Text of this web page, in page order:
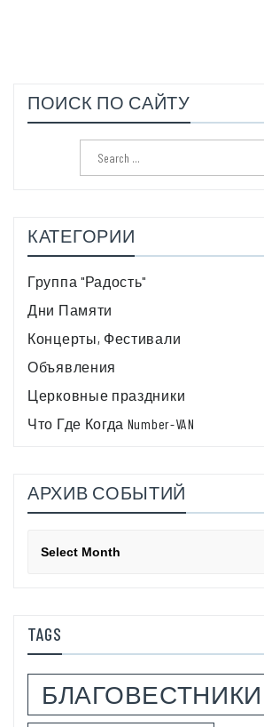
ПОИСК ПО САЙТУ
КАТЕГОРИИ
Группа "Радость"
Дни Памяти
Концерты, Фестивали
Объявления
Церковные праздники
Что Где Когда Number-VAN
АРХИВ СОБЫТИЙ
событий
TAGS
БЛАГОВЕСТНИКИ